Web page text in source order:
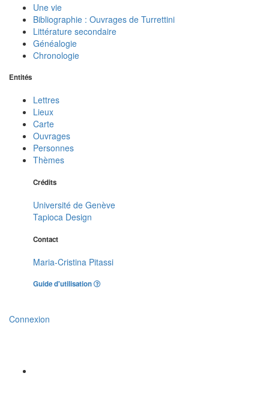
Une vie
Bibliographie : Ouvrages de Turrettini
Littérature secondaire
Généalogie
Chronologie
Entités
Lettres
Lieux
Carte
Ouvrages
Personnes
Thèmes
Crédits
Université de Genève
Tapioca Design
Contact
Maria-Cristina Pitassi
Guide d'utilisation
Connexion